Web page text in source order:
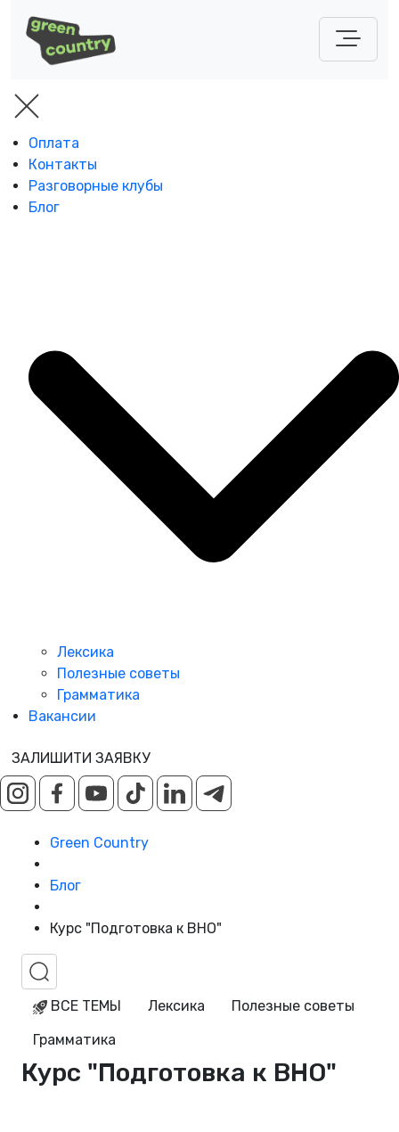
Оплата
Контакты
Разговорные клубы
Блог
Лексика
Полезные советы
Грамматика
Вакансии
ЗАЛИШИТИ ЗАЯВКУ
Green Country
Блог
Курс "Подготовка к ВНО"
ВСЕ ТЕМЫ Лексика
Полезные советы
Грамматика
Курс "Подготовка к ВНО"